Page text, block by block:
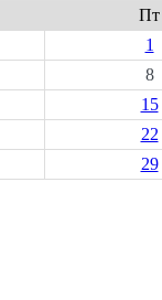
Пт
1
8
15
22
29